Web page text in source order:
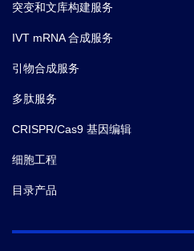
突变和文库构建服务
IVT mRNA 合成服务
引物合成服务
多肽服务
CRISPR/Cas9 基因编辑
细胞工程
目录产品